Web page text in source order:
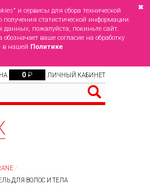
и сервисы для сбора технической
статистической информации.
данных, пожалуйста, покиньте сайт.
ваше согласие на обработку
в нашей Политике
✖
0 ₽ ЛИЧНЫЙ КАБИНЕТ
ДЛЯ ВОЛОС И ТЕЛА